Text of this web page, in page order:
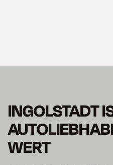
INGOLSTADT
WERT